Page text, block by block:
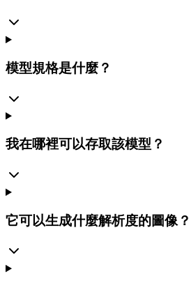
模型規格是什麼？
我在哪裡可以存取該模型？
它可以生成什麼解析度的圖像？